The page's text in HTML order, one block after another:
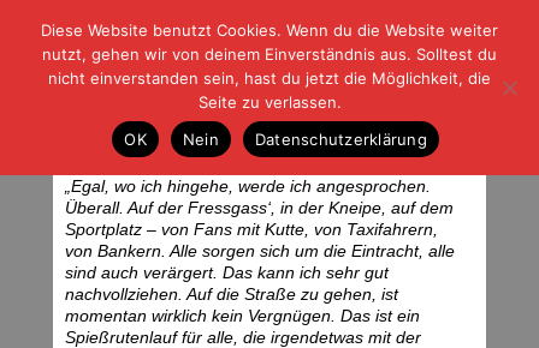
| | |BLOG-GFußball und der Rest
HOME|REGELN|IMPRESSUM |DATENSCHUTZ
Zitate
Samstag, 27.09.08 | 05:51 Uhr
„Egal, wo ich hingehe, werde ich angesprochen.
Überall. Auf der Fressgass‘, in der Kneipe, auf dem
Sportplatz – von Fans mit Kutte, von Taxifahrern,
von Bankern. Alle sorgen sich um die Eintracht, alle
sind auch verärgert. Das kann ich sehr gut
nachvollziehen. Auf die Straße zu gehen, ist
momentan wirklich kein Vergnügen. Das ist ein
Spießrutenlauf für alle, die irgendetwas mit der
Diese Website benutzt Cookies. Wenn du die Website weiter
nutzt, gehen wir von deinem Einverständnis aus. Solltest du
nicht einverstanden sein, hast du jetzt die Möglichkeit, die
Seite zu verlassen.
OK
Nein Datenschutzerklärung